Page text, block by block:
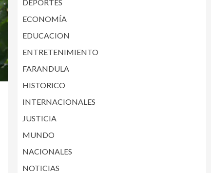
DEPORTES
ECONOMÍA
EDUCACION
ENTRETENIMIENTO
FARANDULA
HISTORICO
INTERNACIONALES
JUSTICIA
MUNDO
NACIONALES
NOTICIAS